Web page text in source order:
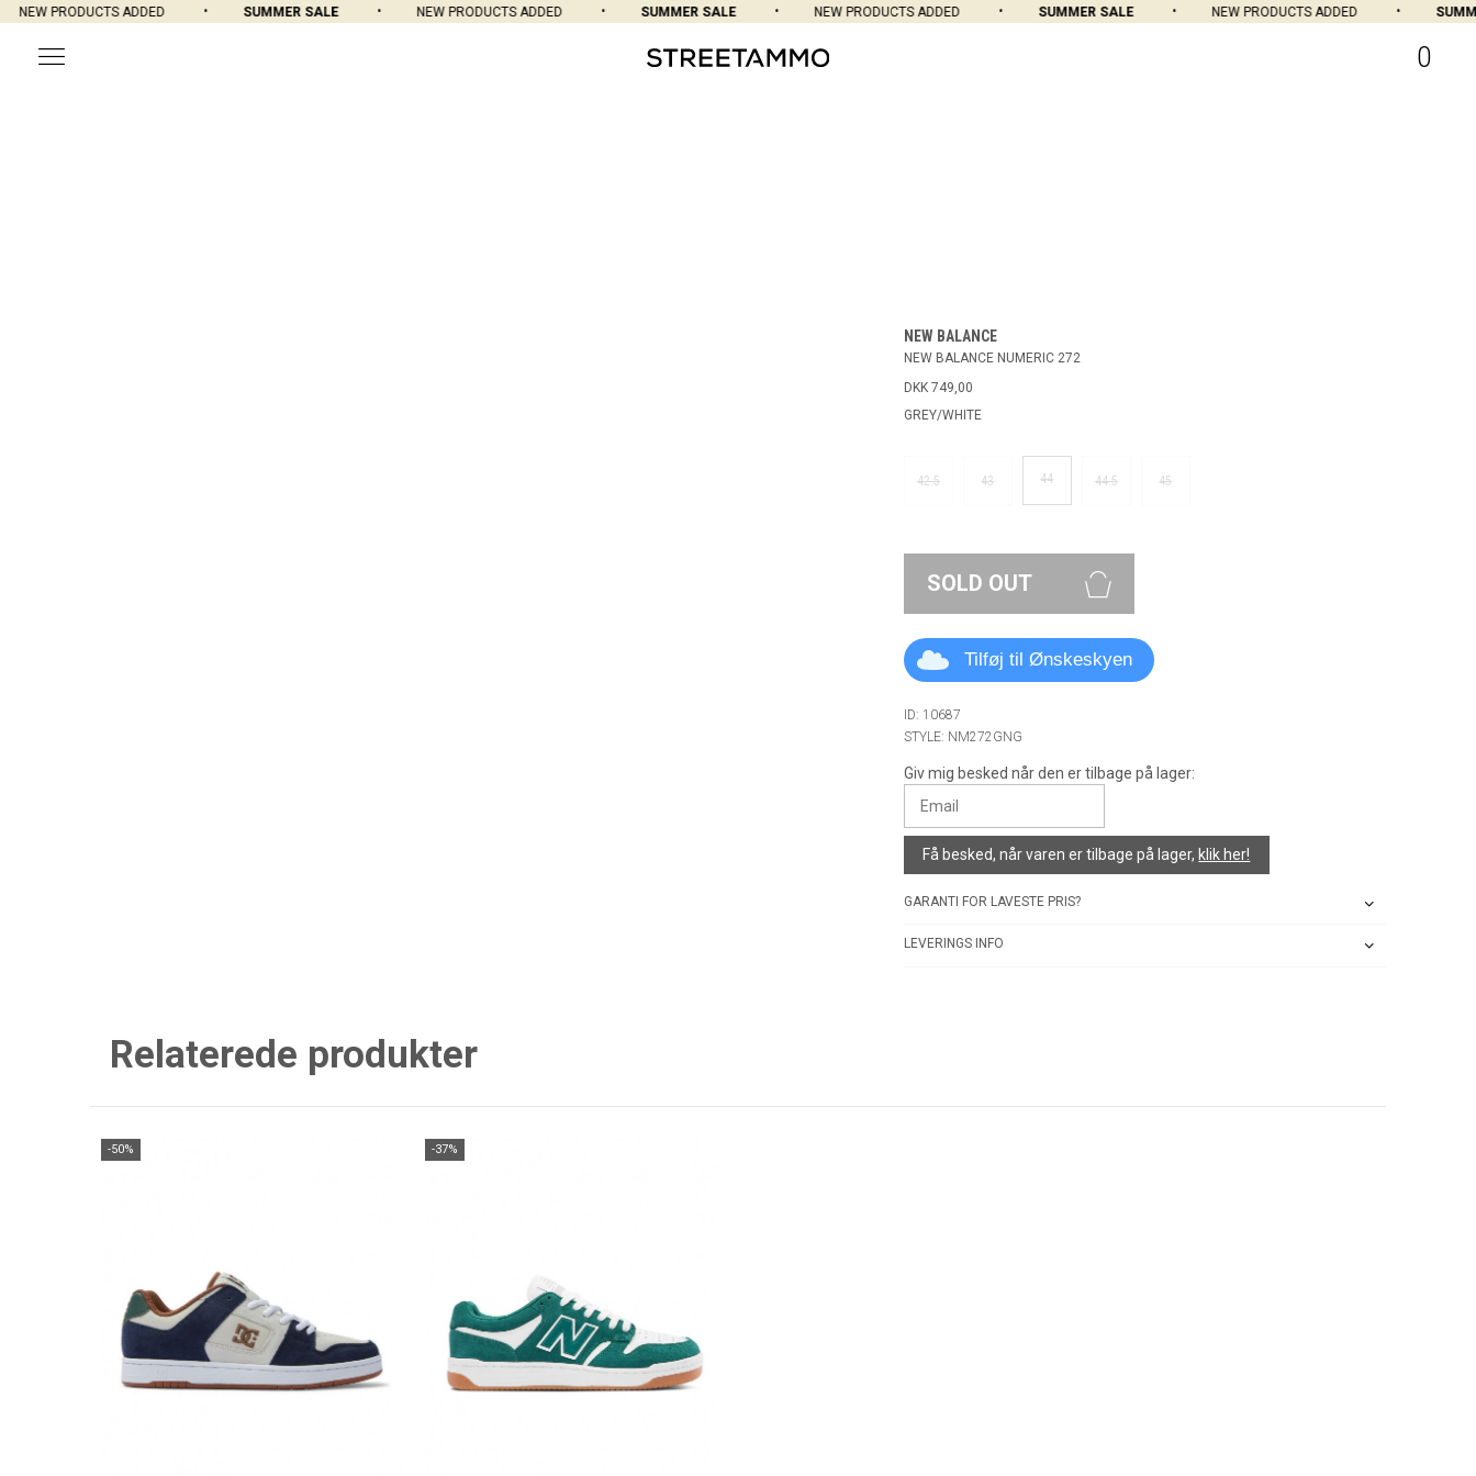
NEW PRODUCTS ADDED SUMMER SALE NEW PRODUCTS ADDED SUMMER SALE NEW PRODUCTS ADDED SUMMER SALE NEW PRODUCTS ADDED
0
NEW BALANCE
NEW BALANCE NUMERIC 272
DKK 749,00
GREY/WHITE
42.5 43 44 44.5 45
SOLD OUT
Tilføj til Ønskeskyen
ID: 10687
STYLE: NM272GNG
Giv mig besked når den er tilbage på lager:
Få besked, når varen er tilbage på lager, klik her!
GARANTI FOR LAVESTE PRIS?
LEVERINGS INFO
Relaterede produkter
-50% -37%